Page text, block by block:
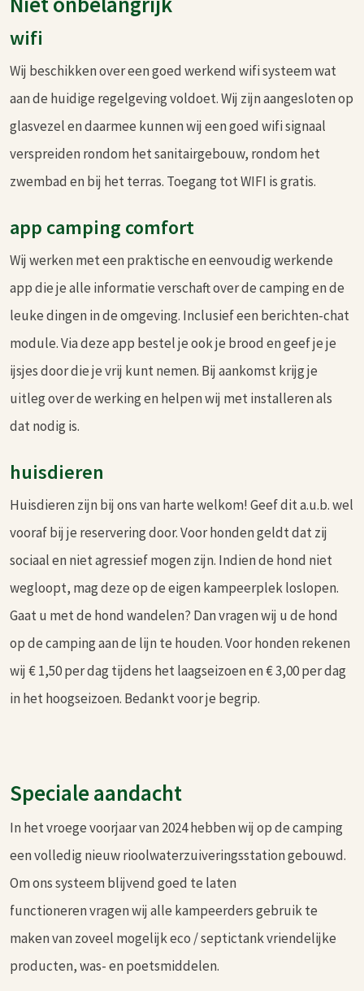
wifi
Wij beschikken over een goed werkend wifi systeem wat
aan de huidige regelgeving voldoet. Wij zijn aangesloten op
glasvezel en daarmee kunnen wij een goed wifi signaal
verspreiden rondom het sanitairgebouw, rondom het
zwembad en bij het terras. Toegang tot WIFI is gratis.
app camping comfort
Wij werken met een praktische en eenvoudig werkende
app die je alle informatie verschaft over de camping en de
leuke dingen in de omgeving. Inclusief een berichten-chat
module. Via deze app bestel je ook je brood en geef je je
ijsjes door die je vrij kunt nemen. Bij aankomst krijg je
uitleg over de werking en helpen wij met installeren als
dat nodig is.
huisdieren
Huisdieren zijn bij ons van harte welkom! Geef dit a.u.b. wel
vooraf bij je reservering door. Voor honden geldt dat zij
sociaal en niet agressief mogen zijn. Indien de hond niet
wegloopt, mag deze op de eigen kampeerplek loslopen.
Gaat u met de hond wandelen? Dan vragen wij u de hond
op de camping aan de lijn te houden. Voor honden rekenen
wij € 1,50 per dag tijdens het laagseizoen en € 3,00 per dag
in het hoogseizoen. Bedankt voor je begrip.
Speciale aandacht
In het vroege voorjaar van 2024 hebben wij op de camping
een volledig nieuw rioolwaterzuiveringsstation gebouwd.
Om ons systeem blijvend goed te laten
functioneren vragen wij alle kampeerders gebruik te
maken van zoveel mogelijk eco / septictank vriendelijke
producten, was- en poetsmiddelen.